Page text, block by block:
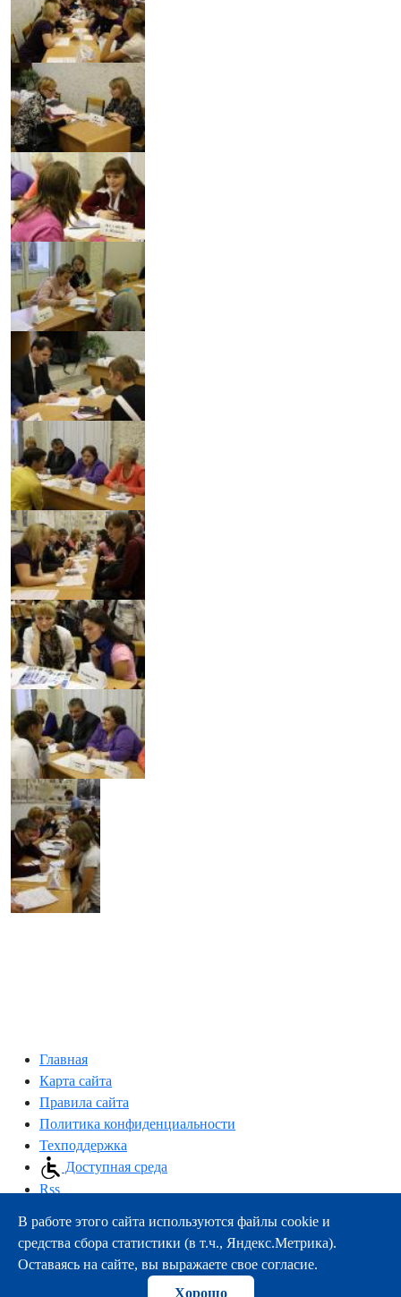
Главная
Карта сайта
Правила сайта
Политика конфиденциальности
Техподдержка
Доступная среда
Rss
163000, г.Архангельск, пр-т Троицкий, 51
тел.:+7 (8182) 21-11-63
e-mail:info@nsmu.ru
В работе этого сайта используются файлы cookie и
средства сбора статистики (в т.ч., Яндекс.Метрика).
Оставаясь на сайте, вы выражаете свое согласие.
Хорошо